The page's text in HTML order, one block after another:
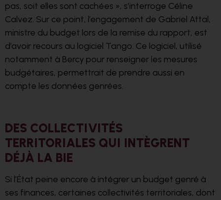
pas, soit elles sont cachées », s’interroge Céline
Calvez. Sur ce point, l’engagement de Gabriel Attal,
ministre du budget lors de la remise du rapport, est
d’avoir recours au logiciel Tango. Ce logiciel, utilisé
notamment à Bercy pour renseigner les mesures
budgétaires, permettrait de prendre aussi en
compte les données genrées.
DES COLLECTIVITÉS
TERRITORIALES QUI INTÈGRENT
DÉJÀ LA BIE
Si l’État peine encore à intégrer un budget genré à
ses finances, certaines collectivités territoriales, dont